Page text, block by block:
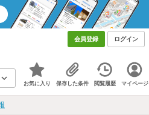
会員登録 ログイン
お気に入り 保存した条件 閲覧履歴 マイページ